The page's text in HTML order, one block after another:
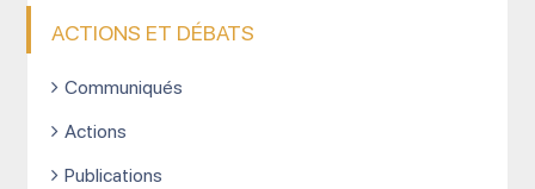
ACTIONS ET DÉBATS
Communiqués
Actions
Publications